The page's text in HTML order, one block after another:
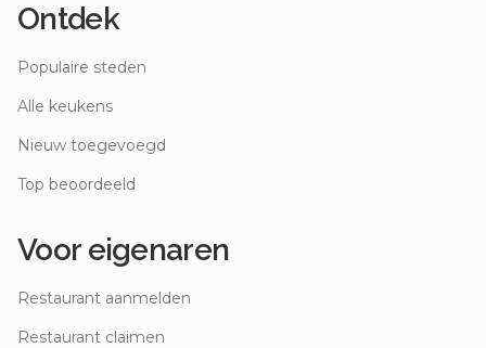
Ontdek
Populaire steden
Alle keukens
Nieuw toegevoegd
Top beoordeeld
Voor eigenaren
Restaurant aanmelden
Restaurant claimen